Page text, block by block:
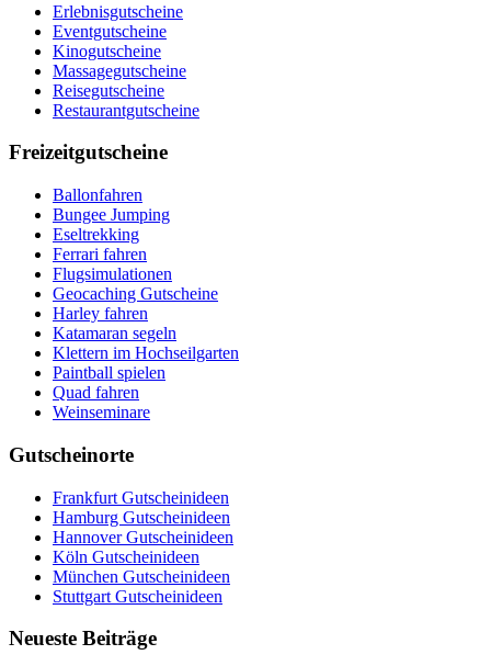
Erlebnisgutscheine
Eventgutscheine
Kinogutscheine
Massagegutscheine
Reisegutscheine
Restaurantgutscheine
Freizeitgutscheine
Ballonfahren
Bungee Jumping
Eseltrekking
Ferrari fahren
Flugsimulationen
Geocaching Gutscheine
Harley fahren
Katamaran segeln
Klettern im Hochseilgarten
Paintball spielen
Quad fahren
Weinseminare
Gutscheinorte
Frankfurt Gutscheinideen
Hamburg Gutscheinideen
Hannover Gutscheinideen
Köln Gutscheinideen
München Gutscheinideen
Stuttgart Gutscheinideen
Neueste Beiträge